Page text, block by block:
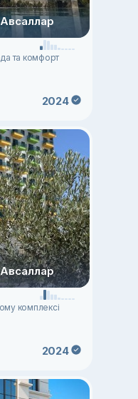
та комфорт
2024
комплексі
2024